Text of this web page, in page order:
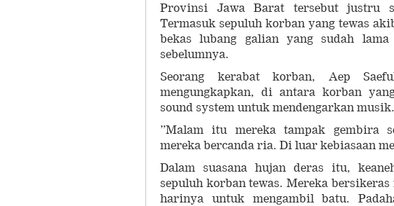
Provinsi Jawa Barat tersebut justru
Termasuk sepuluh korban yang tewas
bekas lubang galian yang sudah
sebelumnya.
Seorang kerabat korban, Aep
mengungkapkan, di antara korban
sound system untuk mendengarkan musik.
”Malam itu mereka tampak gembira
mereka bercanda ria. Di luar kebiasaan
Dalam suasana hujan deras itu,
sepuluh korban tewas. Mereka
harinya untuk mengambil batu.